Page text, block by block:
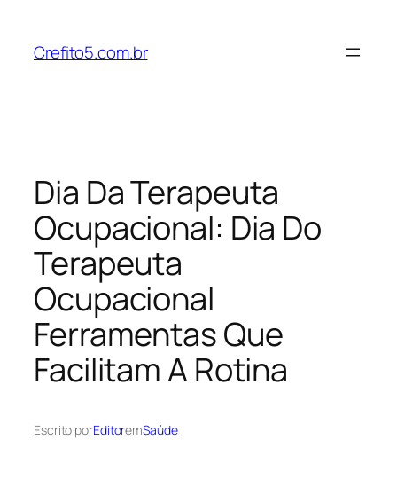
Crefito5.com.br
Dia Da Terapeuta
Ocupacional: Dia Do
Terapeuta
Ocupacional
Ferramentas Que
Facilitam A Rotina
Escrito porEditoremSaúde